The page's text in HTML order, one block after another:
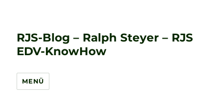
RJS-Blog – Ralph Steyer – RJS
EDV-KnowHow
MENÜ